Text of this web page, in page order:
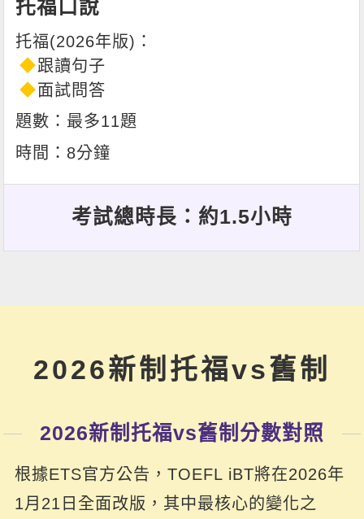
托福口說
跟讀句子
面試問答
最多11題
8分鐘
考試總時長：約1.5小時
2026新制托福vs舊制
2026新制托福vs舊制分數對照
根據ETS官方公告，TOEFL iBT將在2026年
1月21日全面改版，其中最核心的變化之